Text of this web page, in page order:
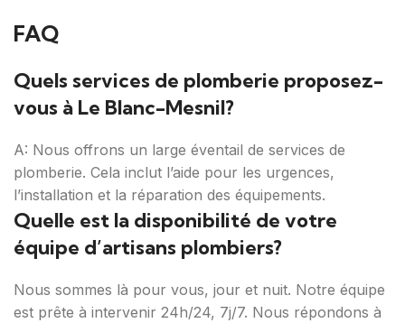
FAQ
Quels services de plomberie proposez-
vous à Le Blanc-Mesnil?
A: Nous offrons un large éventail de services de
plomberie. Cela inclut l’aide pour les urgences,
l’installation et la réparation des équipements.
Quelle est la disponibilité de votre
équipe d’artisans plombiers?
Nous sommes là pour vous, jour et nuit. Notre équipe
est prête à intervenir 24h/24, 7j/7. Nous répondons à